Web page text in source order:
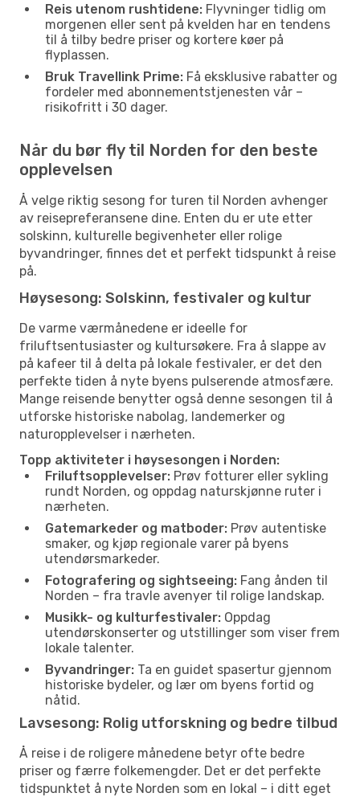
Reis utenom rushtidene: Flyvninger tidlig om
morgenen eller sent på kvelden har en tendens
til å tilby bedre priser og kortere køer på
flyplassen.
Bruk Travellink Prime: Få eksklusive rabatter og
fordeler med abonnementstjenesten vår –
risikofritt i 30 dager.
Når du bør fly til Norden for den beste
opplevelsen
Å velge riktig sesong for turen til Norden avhenger
av reisepreferansene dine. Enten du er ute etter
solskinn, kulturelle begivenheter eller rolige
byvandringer, finnes det et perfekt tidspunkt å reise
på.
Høysesong: Solskinn, festivaler og kultur
De varme værmånedene er ideelle for
friluftsentusiaster og kultursøkere. Fra å slappe av
på kafeer til å delta på lokale festivaler, er det den
perfekte tiden å nyte byens pulserende atmosfære.
Mange reisende benytter også denne sesongen til å
utforske historiske nabolag, landemerker og
naturopplevelser i nærheten.
Topp aktiviteter i høysesongen i Norden:
Friluftsopplevelser: Prøv fotturer eller sykling
rundt Norden, og oppdag naturskjønne ruter i
nærheten.
Gatemarkeder og matboder: Prøv autentiske
smaker, og kjøp regionale varer på byens
utendørsmarkeder.
Fotografering og sightseeing: Fang ånden til
Norden – fra travle avenyer til rolige landskap.
Musikk- og kulturfestivaler: Oppdag
utendørskonserter og utstillinger som viser frem
lokale talenter.
Byvandringer: Ta en guidet spasertur gjennom
historiske bydeler, og lær om byens fortid og
nåtid.
Lavsesong: Rolig utforskning og bedre tilbud
Å reise i de roligere månedene betyr ofte bedre
priser og færre folkemengder. Det er det perfekte
tidspunktet å nyte Norden som en lokal – i ditt eget